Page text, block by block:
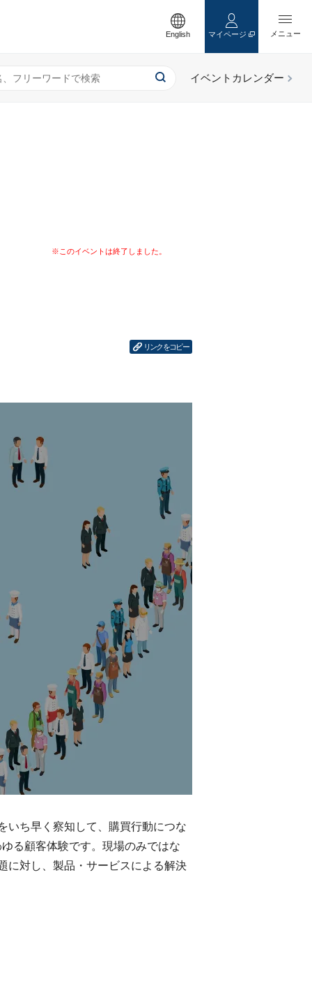
English マイページ
リンクをコピー
いち早く察知して、購買行動につな
る顧客体験です。現場のみではな
に対し、製品・サービスによる解決